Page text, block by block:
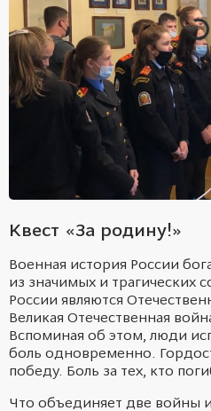
Квест «За родину!»
Военная история России
из значимых и трагических
России являются
Великая Отечественная
Вспоминая об этом, люди
боль одновременно.
победу. Боль за тех, кто
Что объединяет две войны